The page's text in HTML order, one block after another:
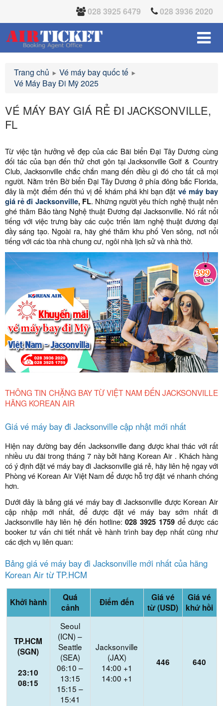
028 3925 6479 028 3936 2020
Trang chủ
Vé máy bay quốc tế
Vé Máy Bay Đi Mỹ 2025
VÉ MÁY BAY GIÁ RẺ ĐI JACKSONVILLE,
FL
Từ việc tận hưởng vẻ đẹp của các Bãi biển Đại Tây Dương cùng
đối tác của bạn đến thử chơi gôn tại Jacksonville Golf & Country
Club, Jacksonville chắc chắn mang đến điều gì đó cho tất cả mọi
người. Nằm trên Bờ biển Đại Tây Dương ở phía đông bắc Florida,
đây là một điểm đến thú vị để khám phá khi bạn đặt vé máy bay
giá rẻ đi Jacksonville, FL. Những người yêu thích nghệ thuật nên
ghé thăm Bảo tàng Nghệ thuật Đương đại Jacksonville. Nó rất nổi
tiếng với việc trưng bày các cuộc triển lãm nghệ thuật đương đại
đầy sáng tạo. Ngoài ra, hãy ghé thăm khu phố Ven sông, nơi nổi
tiếng với các tòa nhà chung cư, ngôi nhà lịch sử và nhà thờ.
THÔNG TIN CHẶNG BAY TỪ VIỆT NAM ĐẾN JACKSONVILLE
HÃNG KOREAN AIR
Giá vé máy bay đi Jacksonville cập nhật mới nhất
Hiện nay đường bay đến Jacksonville đang được khai thác với rất
nhiều ưu đãi trong tháng 7 này bởi hãng Korean Air . Khách hàng
có ý định đặt vé máy bay đi Jacksonville giá rẻ, hãy liên hệ ngay với
Phòng vé Korean Air Việt Nam để được hỗ trợ đặt vé nhanh chóng
hơn.
Dưới đây là bảng giá vé máy bay đi Jacksonville được Korean Air
cập nhập mới nhất, để được đặt vé máy bay sớm nhất đi
Jacksonville hãy liên hệ đến hotline:028 3925 1759để được các
booker tư vấn chi tiết nhất về hành trình bay đẹp nhất cũng như
các dịch vụ liên quan:
Bảng giá vé máy bay đi Jacksonville mới nhất của hãng
Korean Air từ TP.HCM
Khởi hành
Quá
cảnh
Điểm đến
Giá vé
từ (USD)
Giá vé
khứ hồi
TP.HCM
(SGN)
23:10
08:15
Seoul
(ICN) –
Seattle
(SEA)
06:10 –
13:15
15:15 –
15:41
Jacksonville
(JAX)
14:00 +1
14:00 +1
446 640